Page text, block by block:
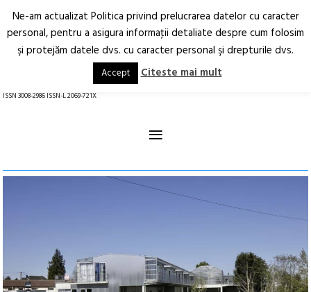
Arhitectură.
Oraș.
RO EN
ISSN 3008-2986 ISSN-L 2069-721X
≡
Ne-am actualizat Politica privind prelucrarea datelor cu caracter
personal, pentru a asigura informaţii detaliate despre cum folosim
şi protejăm datele dvs. cu caracter personal şi drepturile dvs.
Accept Citeste mai mult